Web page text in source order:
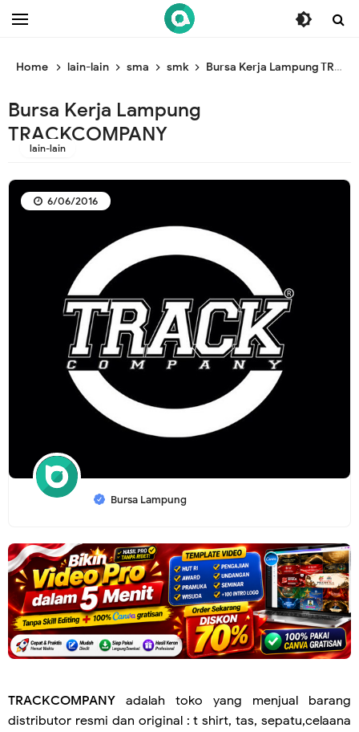
/* ganti br end */
Home lain-lain sma smk Bursa Kerja Lampung TRACKCOMPANY
Bursa Kerja Lampung
TRACKCOMPANY
lain-lain
Bursa Lampung
6/06/2016
TRACKCOMPANY adalah toko yang menjual barang
distributor resmi dan original : t shirt, tas, sepatu,celaana